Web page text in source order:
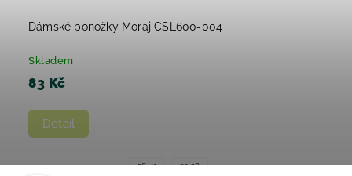
Dámské ponožky Moraj CSL600-004
Skladem
83 Kč
Detail
38-41 35-38